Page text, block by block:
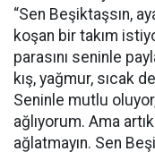
“Sen Beşiktaşsın,
koşan bir takım
parasını seninle
kış, yağmur, sıcak
Seninle mutlu
ağlıyorum. Ama
ağlatmayın. Sen